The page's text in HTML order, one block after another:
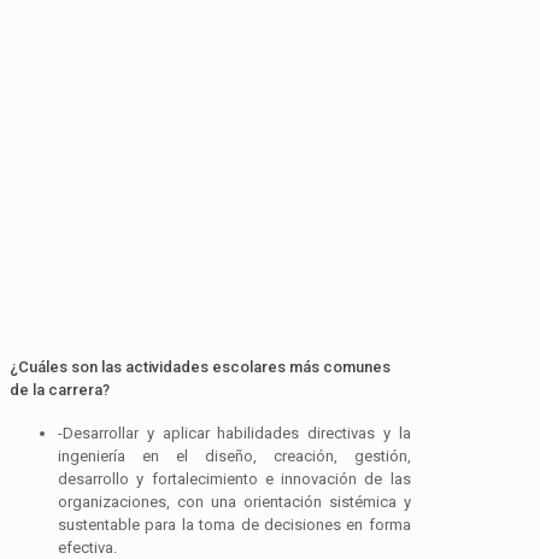
¿Cuáles son las actividades escolares más comunes
de la carrera?
-Desarrollar y aplicar habilidades directivas y la
ingeniería en el diseño, creación, gestión,
desarrollo y fortalecimiento e innovación de las
organizaciones, con una orientación sistémica y
sustentable para la toma de decisiones en forma
efectiva.